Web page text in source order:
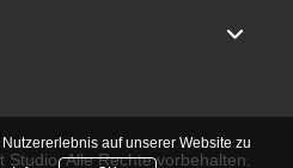
Studio. Alle Rechte vorbehalten.
auf unserer Website zu